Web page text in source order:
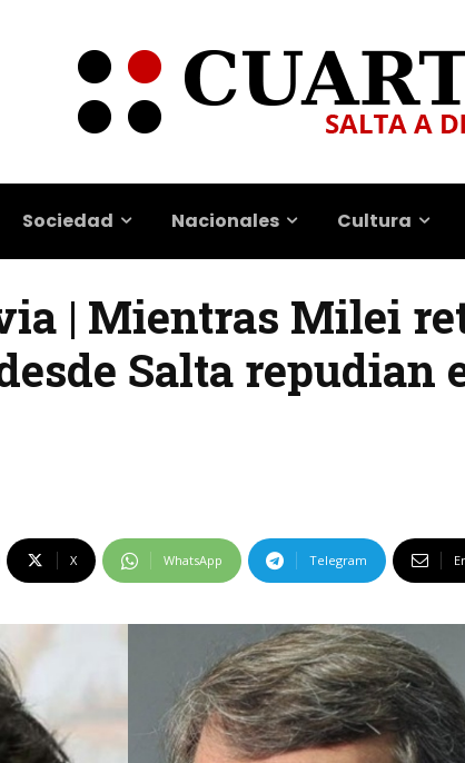
Sociedad Nacionales Cultura
| Mientras Milei
Salta repudian
X WhatsApp Telegram